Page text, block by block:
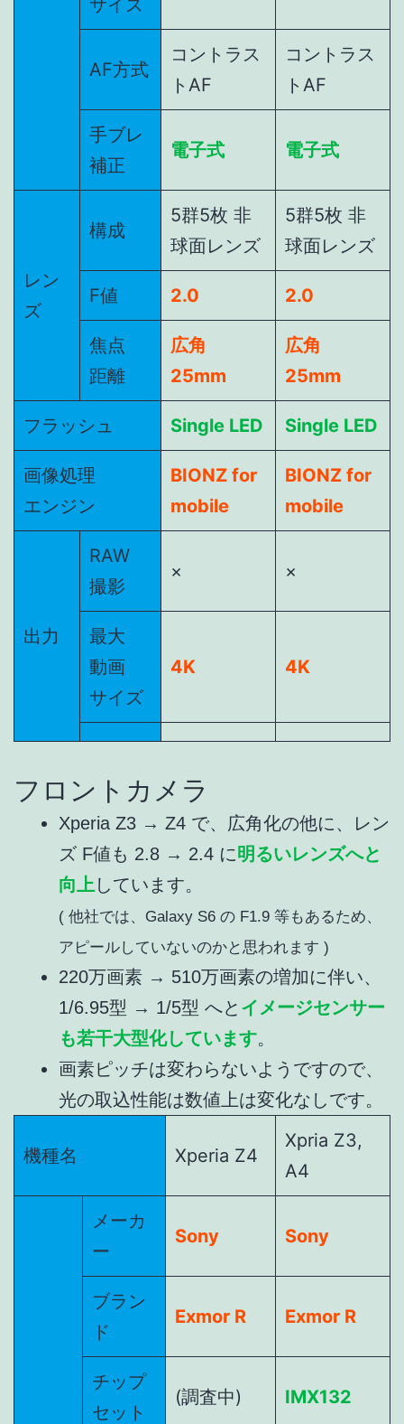
AF方式
コントラス
トAF
コントラス
トAF
手ブレ
補正
電子式 電子式
レン
ズ
構成
5群5枚 非
球面レンズ
5群5枚 非
球面レンズ
F値 2.0 2.0
焦点
距離
広角
25mm
広角
25mm
フラッシュ Single LED Single LED
画像処理
エンジン
BIONZ for
mobile
BIONZ for
mobile
出力
RAW
撮影
× ×
最大
動画
サイズ
4K 4K
フロントカメラ
Xperia Z3 → Z4 で、広角化の他に、レン
ズ F値も 2.8 → 2.4 に明るいレンズへと
向上しています。
( 他社では、Galaxy S6 の F1.9 等もあるため、
アピールしていないのかと思われます )
220万画素 → 510万画素の増加に伴い、
1/6.95型 → 1/5型 へと イメージセンサー
も若干大型化しています。
画素ピッチは変わらないようですので、
光の取込性能は数値上は変化なしです。
機種名 Xperia Z4
Xpria Z3,
A4
メーカ
ー
Sony Sony
ブラン
ド
Exmor R Exmor R
チップ
セット
(調査中) IMX132